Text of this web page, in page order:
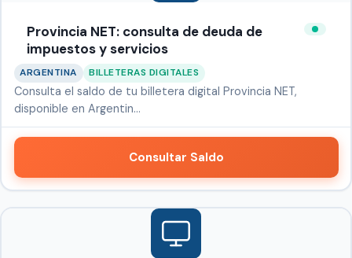
Provincia NET: consulta de deuda de
impuestos y servicios
ARGENTINA BILLETERAS DIGITALES
Consulta el saldo de tu billetera digital Provincia NET,
disponible en Argentin…
Consultar Saldo